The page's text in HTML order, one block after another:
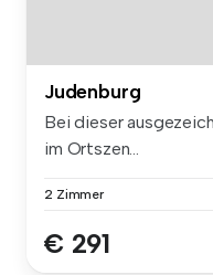
Judenburg
Bei dieser
im Ortszen...
2 Zimmer
€ 291